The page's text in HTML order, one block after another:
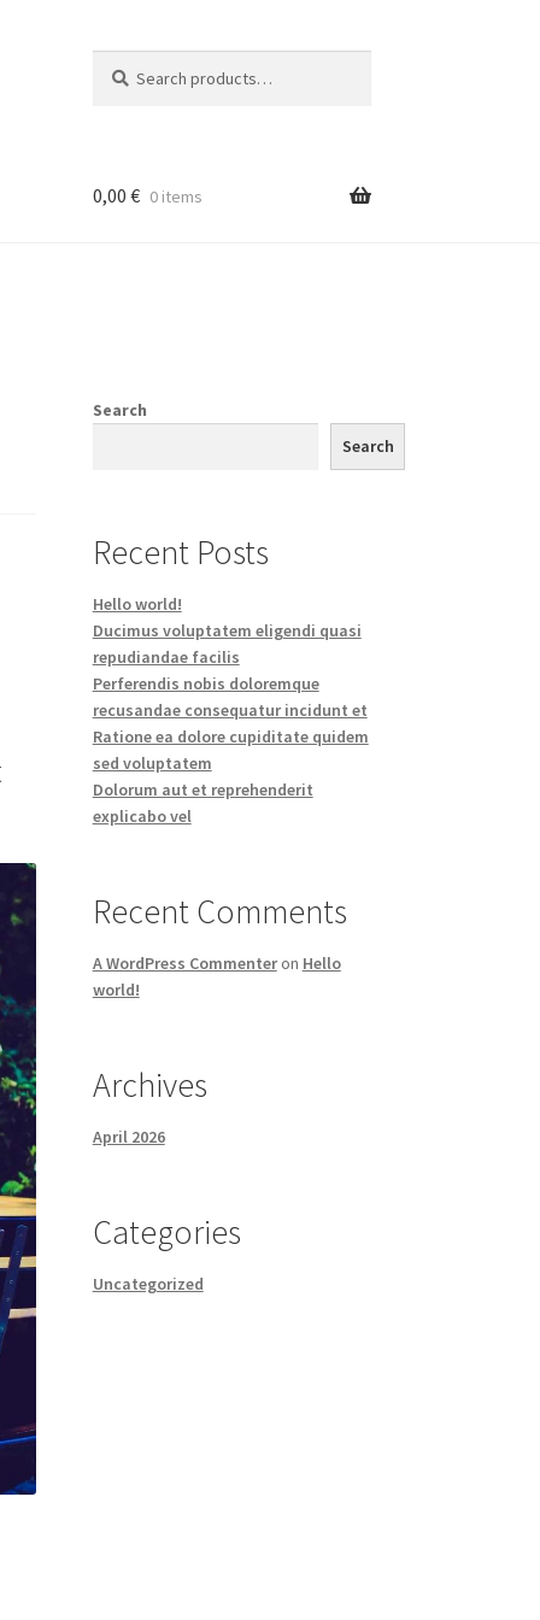
for:
0,00 € 0 items
Search
Search
Recent Posts
Hello world!
Ducimus voluptatem eligendi quasi
repudiandae facilis
Perferendis nobis doloremque
recusandae consequatur incidunt et
Ratione ea dolore cupiditate quidem
sed voluptatem
Dolorum aut et reprehenderit
explicabo vel
Recent Comments
A WordPress Commenteron Hello
world!
Archives
April 2026
Categories
Uncategorized